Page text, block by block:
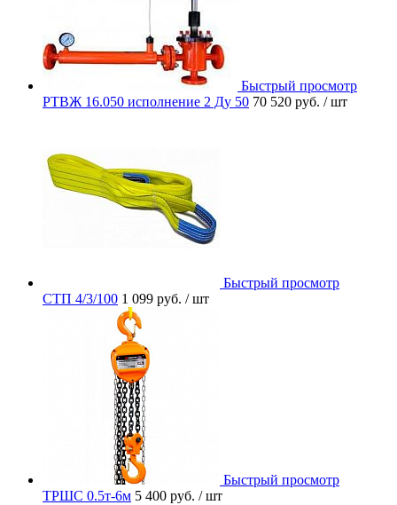
Быстрый просмотр
РТВЖ 16.050 исполнение 2 Ду 50 70 520 руб. / шт
Быстрый просмотр
СТП 4/3/100 1 099 руб. / шт
Быстрый просмотр
ТРШС 0.5т-6м 5 400 руб. / шт